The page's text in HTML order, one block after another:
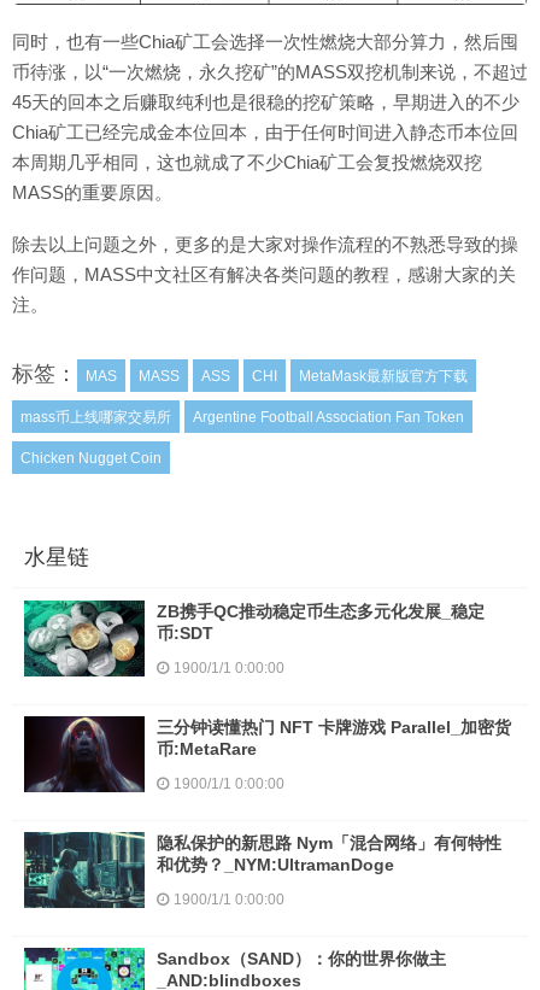
同时，也有一些Chia矿工会选择一次性燃烧大部分算力，然后囤
币待涨，以“一次燃烧，永久挖矿”的MASS双挖机制来说，不超过
45天的回本之后赚取纯利也是很稳的挖矿策略，早期进入的不少
Chia矿工已经完成金本位回本，由于任何时间进入静态币本位回
本周期几乎相同，这也就成了不少Chia矿工会复投燃烧双挖
MASS的重要原因。
除去以上问题之外，更多的是大家对操作流程的不熟悉导致的操
作问题，MASS中文社区有解决各类问题的教程，感谢大家的关
注。
标签： MAS MASS ASS CHI MetaMask最新版官方下载
mass币上线哪家交易所 Argentine Football Association Fan Token
Chicken Nugget Coin
水星链
ZB携手QC推动稳定币生态多元化发展_稳定
币:SDT
1900/1/1 0:00:00
三分钟读懂热门 NFT 卡牌游戏 Parallel_加密货
币:MetaRare
1900/1/1 0:00:00
隐私保护的新思路 Nym「混合网络」有何特性
和优势？_NYM:UltramanDoge
1900/1/1 0:00:00
Sandbox（SAND）：你的世界你做主
_AND:blindboxes